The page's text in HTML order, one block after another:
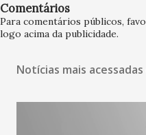
Comentários
Para comentários públicos,
logo acima da publicidade.
Notícias mais